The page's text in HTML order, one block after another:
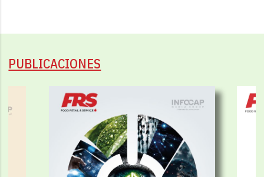
PUBLICACIONES